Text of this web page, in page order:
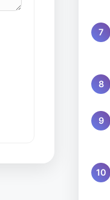
7
8
9
10